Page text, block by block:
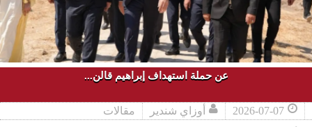
عن حملة استهداف إبراهيم قالن...
2026-07-07 أوزاي شندير مقالات